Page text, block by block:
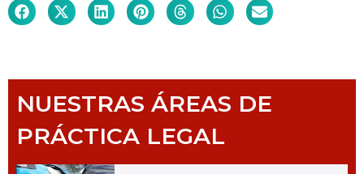
NUESTRAS ÁREAS DE
PRÁCTICA LEGAL